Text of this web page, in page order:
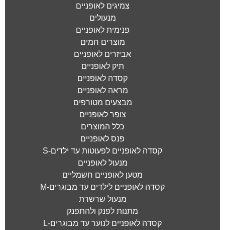
צמיגים לאופניים
מנעולים
פנימית לאופניים
מוצרים חמים
אביזרים לאופניים
תיק לאופניים
קסדה לאופניים
מראה לאופניים
מבצעים מטורפים
צופר לאופניים
כלל המוצרים
פנס לאופניים
קסדה לאופניים לפעוטות עד ילדים-S
מנעול לאופניים
מטען לאופניים חשמליים
קסדה לאופניים לילדים עד מבוגרים-M
מנעול שרשרת
מתנות לפנק ולהתפנק
קסדה לאופניים לנוער עד מבוגרים-L